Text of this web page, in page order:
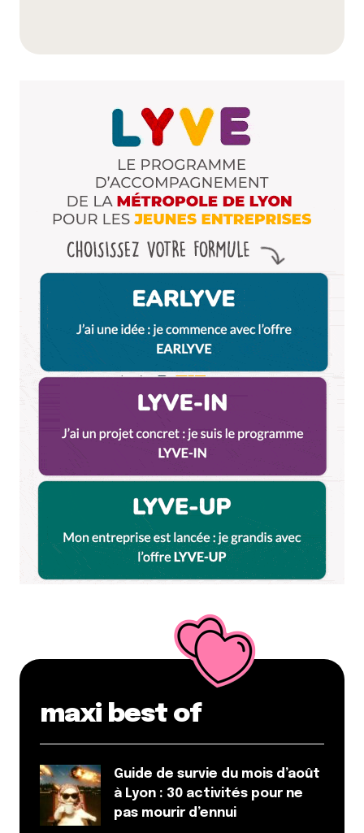
navigateur pour mon prochain commentaire.
Et bim !
maxi best of
Guide de survie du mois d’août
à Lyon : 30 activités pour ne
pas mourir d’ennui